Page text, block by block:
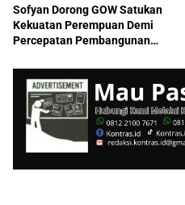
Sofyan Dorong GOW Satukan
Kekuatan Perempuan Demi
Percepatan Pembangunan